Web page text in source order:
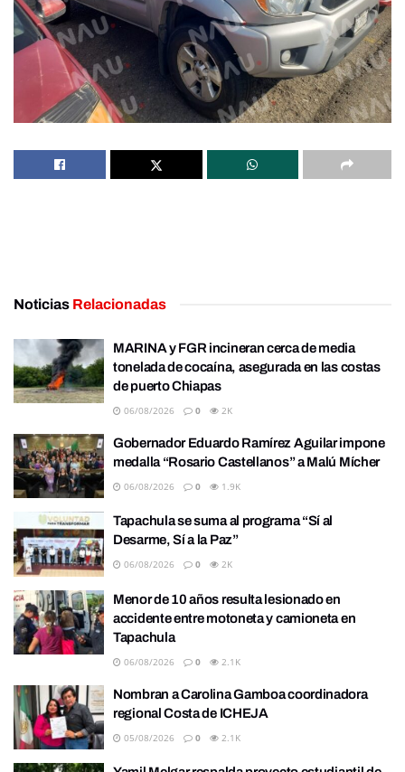
Noticias Relacionadas
MARINA y FGR incineran cerca de media
tonelada de cocaína, asegurada en las costas
de puerto Chiapas
06/08/2026 0 2K
Gobernador Eduardo Ramírez Aguilar impone
medalla “Rosario Castellanos” a Malú Mícher
06/08/2026 0 1.9K
Tapachula se suma al programa “Sí al
Desarme, Sí a la Paz”
06/08/2026 0 2K
Menor de 10 años resulta lesionado en
accidente entre motoneta y camioneta en
Tapachula
06/08/2026 0 2.1K
Nombran a Carolina Gamboa coordinadora
regional Costa de ICHEJA
05/08/2026 0 2.1K